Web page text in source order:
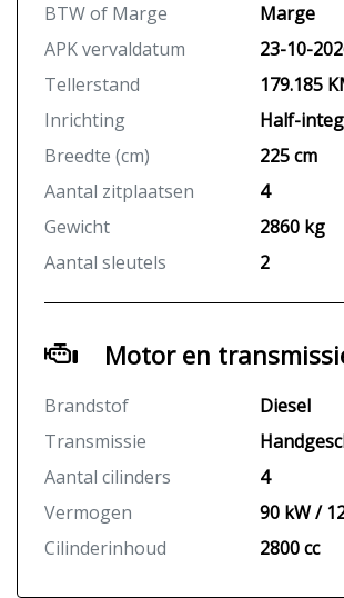
BTW of Marge
Marge
APK vervaldatum
23-10-
Tellerstand
179.185
Inrichting
Half-
Breedte (cm)
225 cm
Aantal zitplaatsen
4
Gewicht
2860 kg
Aantal sleutels
2
Motor en
Brandstof
Diesel
Transmissie
Aantal cilinders
4
Vermogen
90 kW /
Cilinderinhoud
2800 cc